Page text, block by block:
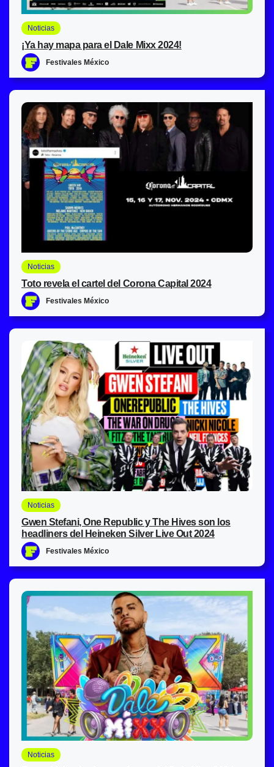
Noticias
¡Ya hay mapa para el Dale Mixx 2024!
Festivales México
Noticias
Toto revela el cartel del Corona Capital 2024
Festivales México
Noticias
Gwen Stefani, One Republic y The Hives son los
headliners del Heineken Silver Live Out 2024
Festivales México
Noticias